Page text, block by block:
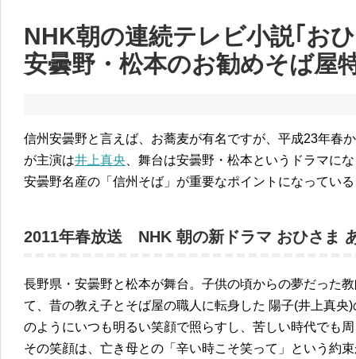
NHK朝の連続テレビ小説｢お
安曇野・松本のお勧めそば屋
信州安曇野と言えば、お蕎麦が有名ですが、平成23年春
が主演は井上真央 、舞台は安曇野・松本というドラマに
安曇野名産の「信州そば」が重要なポイントになってい
2011年春放送 NHK 朝の新ドラマ おひさま
長野県・安曇野と松本が舞台。子供の頃からの夢だった
て、昔の教え子とそば屋の職人に転身した 陽子(井上真
のようにいつも明るい笑顔で照らすし、苦しい時代でも
その笑顔は、亡き母との「辛い時こそ笑って」という約